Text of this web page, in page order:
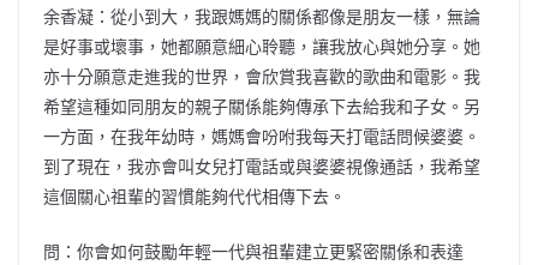
余香凝：從小到大，我跟媽媽的關係都像是朋友一樣，無論
是好事或壞事，她都願意細心聆聽，讓我放心與她分享。她
亦十分願意走進我的世界，會欣賞我喜歡的歌曲和電影。我
希望這種如同朋友的親子關係能夠傳承下去給我和子女。另
一方面，在我年幼時，媽媽會吩咐我每天打電話問候婆婆。
到了現在，我亦會叫女兒打電話或與婆婆視像通話，我希望
這個關心祖輩的習慣能夠代代相傳下去。
問：你會如何鼓勵年輕一代與祖輩建立更緊密關係和表達